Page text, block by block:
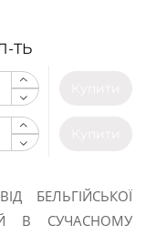
ТЬ
БЕЛЬГІЙСЬКОЇ
В СУЧАСНОМУ